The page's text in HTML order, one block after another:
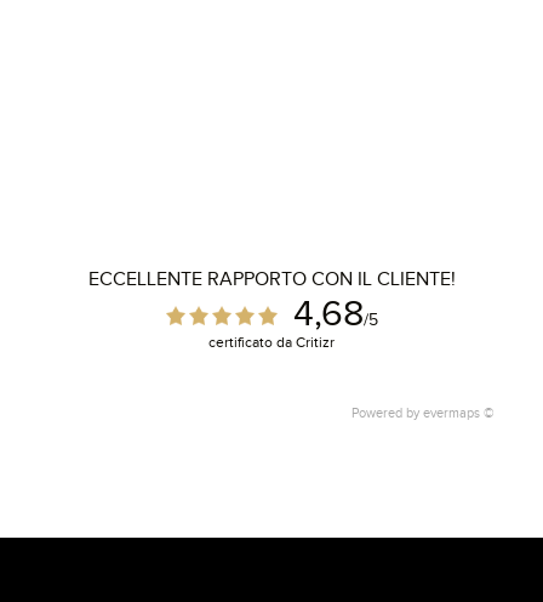
ECCELLENTE RAPPORTO CON IL CLIENTE!
4,68/5
certificato da Critizr
Powered by evermaps ©